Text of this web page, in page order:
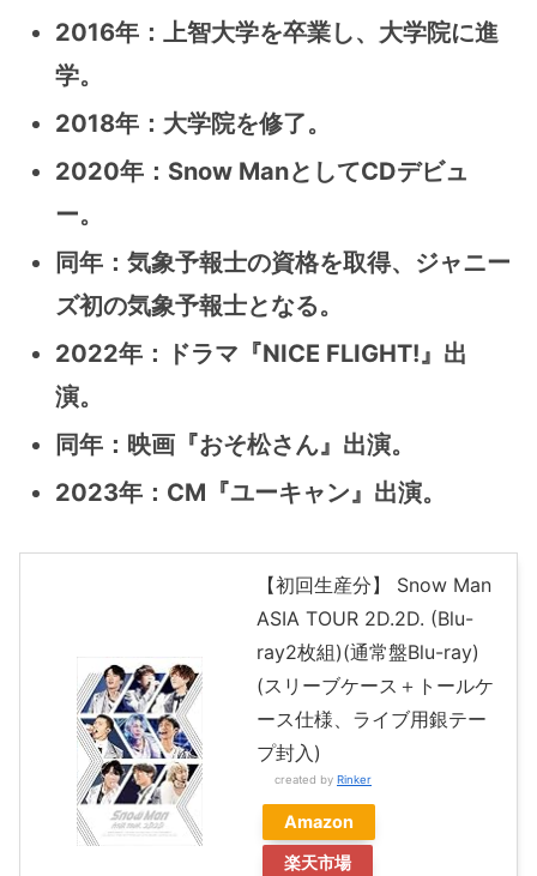
2016年：上智大学を卒業し、大学院に進
学。
2018年：大学院を修了。
2020年：Snow ManとしてCDデビュ
ー。
同年：気象予報士の資格を取得、ジャニー
ズ初の気象予報士となる。
2022年：ドラマ『NICE FLIGHT!』出
演。
同年：映画『おそ松さん』出演。
2023年：CM『ユーキャン』出演。
【初回生産分】 Snow Man
ASIA TOUR 2D.2D. (Blu-
ray2枚組)(通常盤Blu-ray)
(スリーブケース＋トールケ
ース仕様、ライブ用銀テー
プ封入)
created by Rinker
Amazon
楽天市場